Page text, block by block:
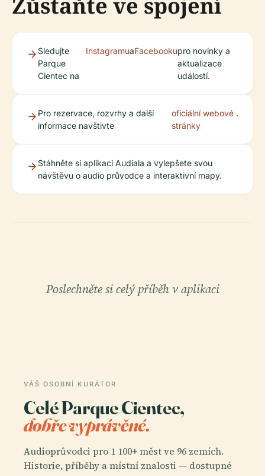
Sledujte
Parque
Cientec na
InstagramuaFacebookupro novinky a
aktualizace
událostí.
Pro rezervace, rozvrhy a další
informace navštivte
oficiální webové
stránky
.
Stáhněte si aplikaci Audiala a vylepšete svou
návštěvu o audio průvodce a interaktivní mapy.
Poslechněte si celý příběh v aplikaci
VÁŠ OSOBNÍ KURÁTOR
Celé Parque Cientec,
dobře vyprávěné.
Audioprůvodci pro 1 100+ měst ve 96 zemích.
Historie, příběhy a místní znalosti — dostupné